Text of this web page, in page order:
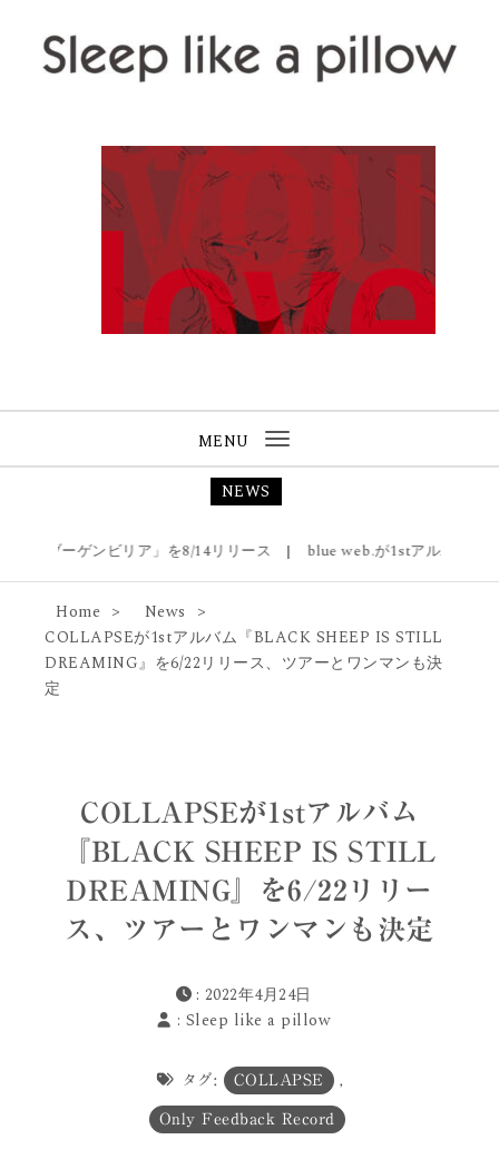
Skip to content
MENU
Toggle
NEWS
ーゲンビリア」を8/14リリース | blue web.が1stアルバム『Blue
Home
News
COLLAPSEが1stアルバム『BLACK SHEEP IS STILL
DREAMING』を6/22リリース、ツアーとワンマンも決
定
COLLAPSEが1stアルバム
『BLACK SHEEP IS STILL
DREAMING』を6/22リリー
ス、ツアーとワンマンも決定
: 2022年4月24日
: Sleep like a pillow
タグ: COLLAPSE ,
Only Feedback Record